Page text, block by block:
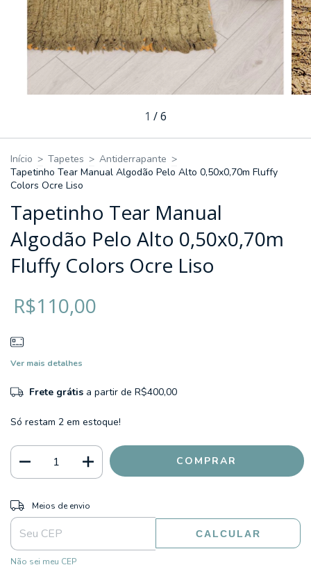
1 /6
Início > Tapetes > Antiderrapante >
Tapetinho Tear Manual Algodão Pelo Alto 0,50x0,70m Fluffy
Colors Ocre Liso
Tapetinho Tear Manual
Algodão Pelo Alto 0,50x0,70m
Fluffy Colors Ocre Liso
R$110,00
Ver mais detalhes
Frete grátis a partir de R$400,00
Só restam 2 em estoque!
Entregas para o CEP:
Meios de envio
CALCULAR
Não sei meu CEP